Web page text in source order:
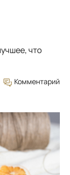
что
Комментарий